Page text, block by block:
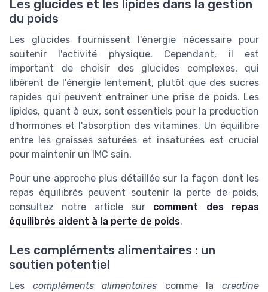
Les glucides et les lipides dans la gestion
du poids
Les glucides fournissent l'énergie nécessaire pour
soutenir l'activité physique. Cependant, il est
important de choisir des glucides complexes, qui
libèrent de l'énergie lentement, plutôt que des sucres
rapides qui peuvent entraîner une prise de poids. Les
lipides, quant à eux, sont essentiels pour la production
d'hormones et l'absorption des vitamines. Un équilibre
entre les graisses saturées et insaturées est crucial
pour maintenir un IMC sain.
Pour une approche plus détaillée sur la façon dont les
repas équilibrés peuvent soutenir la perte de poids,
consultez notre article sur comment des repas
équilibrés aident à la perte de poids.
Les compléments alimentaires : un
soutien potentiel
Les compléments alimentaires comme lacreatine